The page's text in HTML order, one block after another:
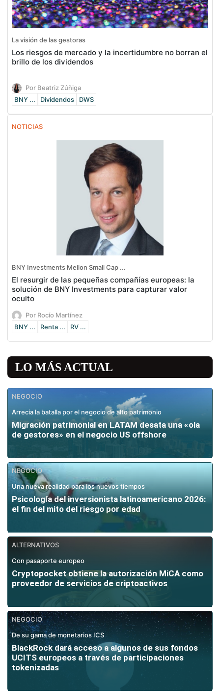
La visión de las gestoras
Los riesgos de mercado y la incertidumbre no borran el
brillo de los dividendos
Por Beatriz Zúñiga
BNY ...
Dividendos DWS
NOTICIAS
BNY Investments Mellon Small Cap ...
El resurgir de las pequeñas compañías europeas: la
solución de BNY Investments para capturar valor
oculto
Por Rocío Martínez
BNY ...
Renta ... RV ...
LO MÁS ACTUAL
NEGOCIO
Arrecia la batalla por el negocio de alto patrimonio
Migración patrimonial en LATAM desata una «ola
de gestores» en el negocio US offshore
NEGOCIO
Una nueva realidad para los nuevos tiempos
Psicología del inversionista latinoamericano 2026:
el fin del mito del riesgo por edad
ALTERNATIVOS
Con pasaporte europeo
Cryptopocket obtiene la autorización MiCA como
proveedor de servicios de criptoactivos
NEGOCIO
De su gama de monetarios ICS
BlackRock dará acceso a algunos de sus fondos
UCITS europeos a través de participaciones
tokenizadas